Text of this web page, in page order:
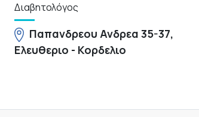
Διαβητολόγος
Παπανδρεου Ανδρεα 35-37,
Ελευθεριο - Κορδελιο